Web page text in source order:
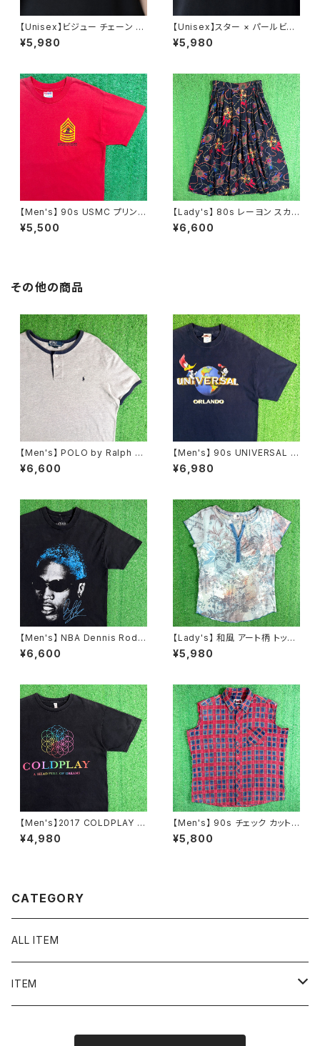
【Unisex】ビジュー チェーン ブ
レスレット / 古着 アクセサリー
N0737
¥5,980
【Unisex】スター × パールビー
ズ チャーム チェーン ブレスレッ
ト / 古着 アクセサリー N1109
¥5,980
【Men's】 90s USMC プリント
Tシャツ / アメリカ製 USA製 9
0年代 ティーシャツ T-Shirt 古
¥5,500
【Lady's】 80s レーヨン スカ
ーフ柄 スカート / 80年代 古着
レディース 総柄 2266
¥6,600
その他の商品
【Men's】 POLO by Ralph La
uren 鹿の子素材 ヘンリーネッ
ク トップス / ラルフローレン ポ
¥6,600
【Men's】 90s UNIVERSAL S
TUDIO ロゴ Tシャツ / 90年代
ティーシャツ T-Shirt 古着 ウッ
¥6,980
【Men's】 NBA Dennis Rodm
an オフィシャル Tシャツ / ティ
ーシャツ T-Shirt 古着 ロッドマ
¥6,600
【Lady's】 和風 アート柄 トップ
ス / アメリカ製 USA製 古着 レ
ディース T-Shirt ティーシャツ
¥5,980
【Men's】2017 COLDPLAY ツ
アー Tシャツ / 古着 ティーシャ
ツ T-Shirt バンド ロック 2279
¥4,980
【Men's】 90s チェック カットオ
フ フランネル ノースリーブ シャ
ツ / 90年代 ベスト 古着 ネルシ
¥5,800
CATEGORY
ALL ITEM
ITEM